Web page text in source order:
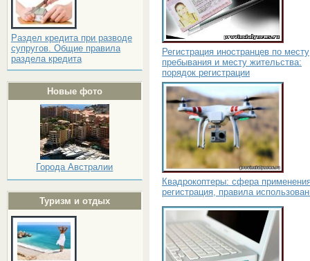
Раздел кредита при разводе
супругов. Общие правила
раздела кредита
Новые фото
Города Австралии
Туризм и отдых
Регистрация иностранцев по месту
пребывания и месту жительства:
порядок регистрации
Квадрокоптеры: сфера
регистрация, правила